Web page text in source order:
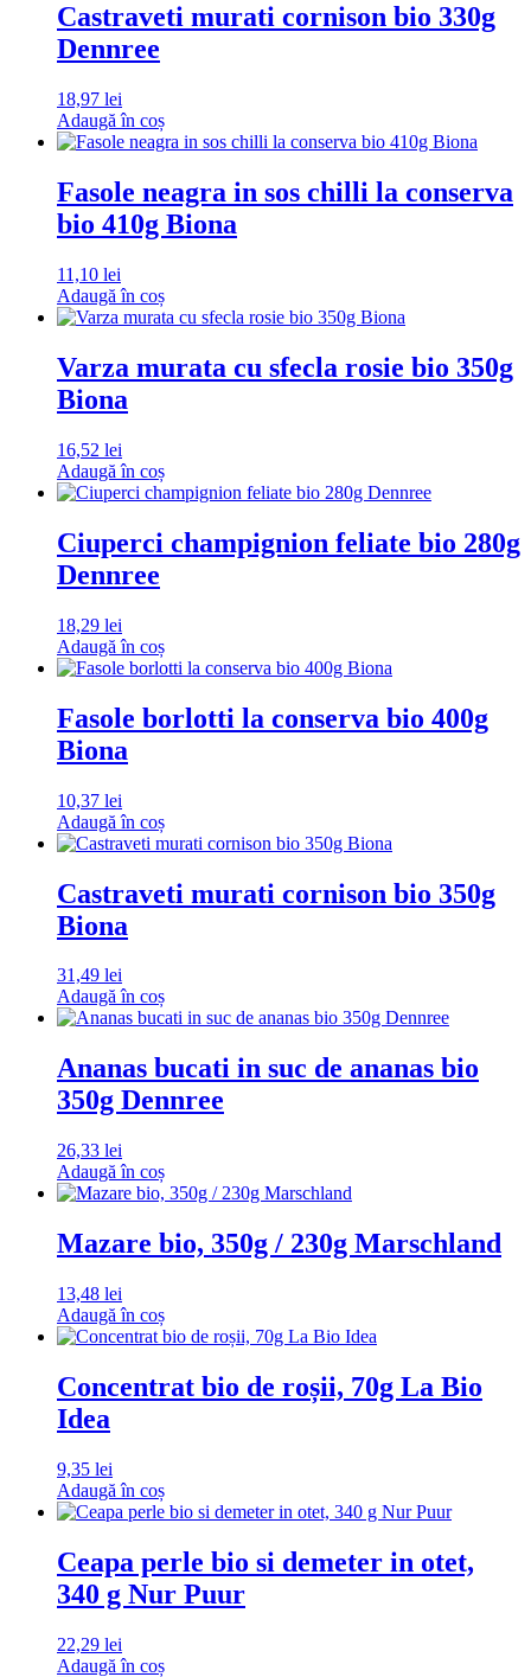
Castraveti murati cornison bio 330g
Dennree
18,97 lei
Adaugă în coș
Fasole neagra in sos chilli la conserva
bio 410g Biona
11,10 lei
Adaugă în coș
Varza murata cu sfecla rosie bio 350g
Biona
16,52 lei
Adaugă în coș
Ciuperci champignion feliate bio 280g
Dennree
18,29 lei
Adaugă în coș
Fasole borlotti la conserva bio 400g
Biona
10,37 lei
Adaugă în coș
Castraveti murati cornison bio 350g
Biona
31,49 lei
Adaugă în coș
Ananas bucati in suc de ananas bio
350g Dennree
26,33 lei
Adaugă în coș
Mazare bio, 350g / 230g Marschland
13,48 lei
Adaugă în coș
Concentrat bio de roșii, 70g La Bio
Idea
9,35 lei
Adaugă în coș
Ceapa perle bio si demeter in otet,
340 g Nur Puur
22,29 lei
Adaugă în coș